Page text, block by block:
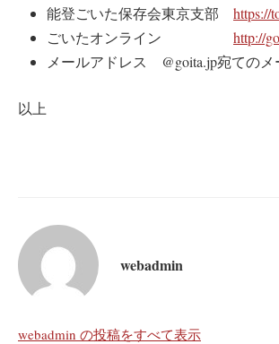
能登ごいた保存会東京支部 https://
ごいたオンライン http://
メールアドレス @goita.jp宛てのメ
以上
webadmin
webadmin の投稿をすべて表示